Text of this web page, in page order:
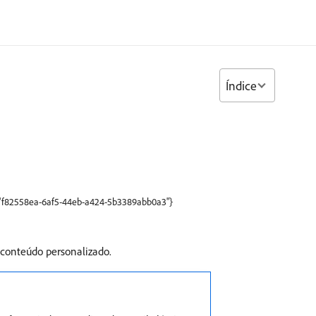
6af5-44eb-a424-5b3389abb0a3"}
personalizado.
Índice